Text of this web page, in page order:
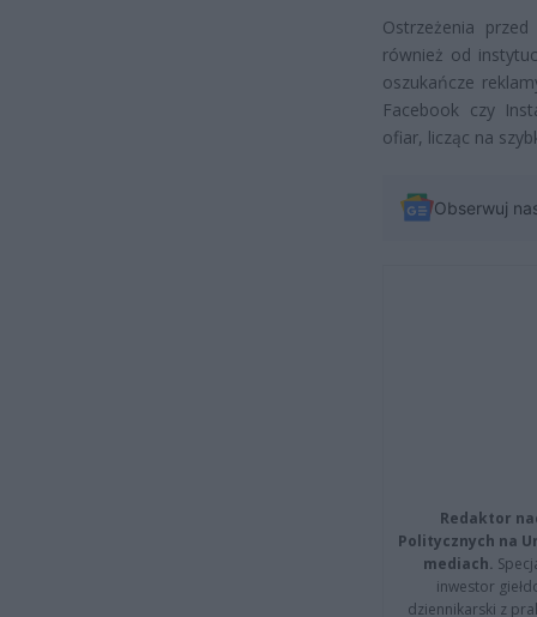
Ostrzeżenia
również od
oszukańcze
Facebook czy
ofiar, licząc na
Obserwuj
Redaktor
Politycznych na
mediach.
inwestor
dziennikarski z